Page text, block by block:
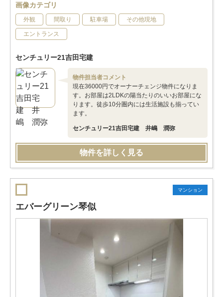
画像カテゴリ
外観 間取り 駐車場 その他現地
エントランス
センチュリー21吉田宅建
物件担当者コメント
現在36000円でオーナーチェンジ物件になりま
す。お部屋は2LDKの陽当たりのいいお部屋にな
ります。徒歩10分圏内には生活施設も揃ってい
ます。
センチュリー21吉田宅建 井嶋 潤弥
物件を詳しく見る
マンション
エバーグリーン琴似